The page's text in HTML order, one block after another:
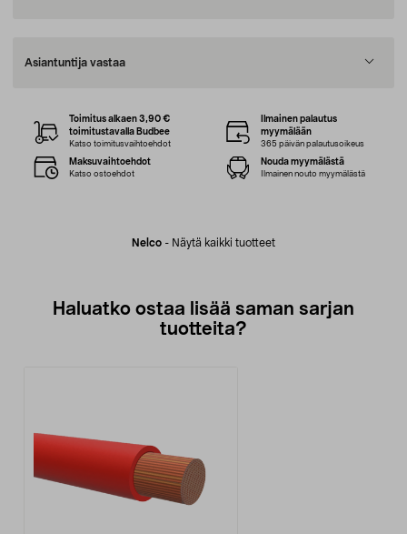
Asiantuntija vastaa
Nelco - Näytä kaikki tuotteet
Toimitus alkaen 3,90 €
toimitustavalla Budbee
Katso toimitusvaihtoehdot
Ilmainen palautus
myymälään
365 päivän palautusoikeus
Maksuvaihtoehdot
Katso ostoehdot
Nouda myymälästä
Ilmainen nouto myymälästä
Haluatko ostaa lisää saman sarjan
tuotteita?